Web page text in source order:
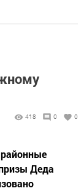
418 0 0
Деда